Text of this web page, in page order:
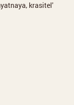
krasitel'